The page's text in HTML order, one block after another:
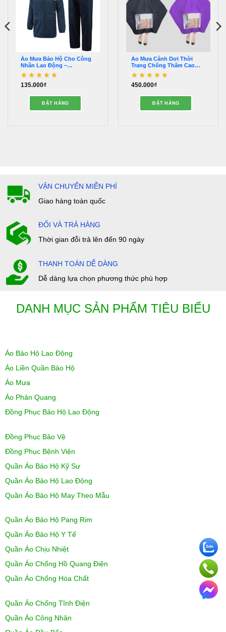
Áo Mưa Bảo Hộ Cho Công
Nhân Lao Động –
QQAM02936
Được xếp hạng
135.000₫
ĐẶT HÀNG
Áo Mưa Cánh Dơi Thời
Trang Chống Thấm Cao
Cấp – QQAM00043
Được xếp hạng
450.000₫
ĐẶT HÀNG
VẬN CHUYỂN MIỄN PHÍ
Giao hàng toàn quốc
ĐỔI VÀ TRẢ HÀNG
Thời gian đỗi trả lên đến 90 ngày
THANH TOÁN DỄ DÀNG
Dễ dàng lựa chọn phương thức phù hợp
DANH MỤC SẢN PHẨM TIÊU BIỂU
Áo Bảo Hộ Lao Động
Áo Liền Quần Bảo Hộ
Áo Mưa
Áo Phản Quang
Đồng Phục Bảo Hộ Lao Động
Đồng Phục Bảo Vệ
Đồng Phục Bệnh Viện
Quần Áo Bảo Hộ Kỹ Sư
Quần Áo Bảo Hộ Lao Động
Quần Áo Bảo Hộ May Theo Mẫu
Quần Áo Bảo Hộ Pang Rim
Quần Áo Bảo Hộ Y Tế
Quần Áo Chịu Nhiệt
Quần Áo Chống Hồ Quang Điện
Quần Áo Chống Hóa Chất
Quần Áo Chống Tĩnh Điện
Quần Áo Công Nhân